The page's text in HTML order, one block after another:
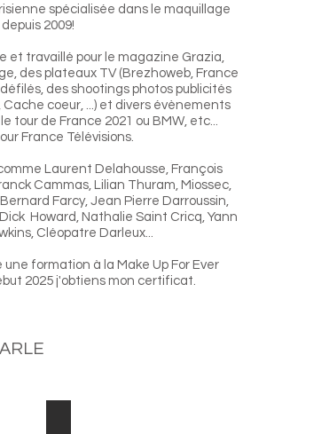
spécialisée dans le maquillage
2009!
et travaillé pour le magazine Grazia,
des plateaux TV (Brezhoweb, France
défilés, des shootings photos publicités
coeur, ...) et divers évènements
tour de France 2021 ou BMW, etc...
France Télévisions.
Laurent Delahousse, François
Cammas, Lilian Thuram, Miossec,
Farcy, Jean Pierre Darroussin,
Howard, Nathalie Saint Cricq, Yann
Cléopatre Darleux...
formation à la Make Up For Ever
2025 j'obtiens mon certificat.